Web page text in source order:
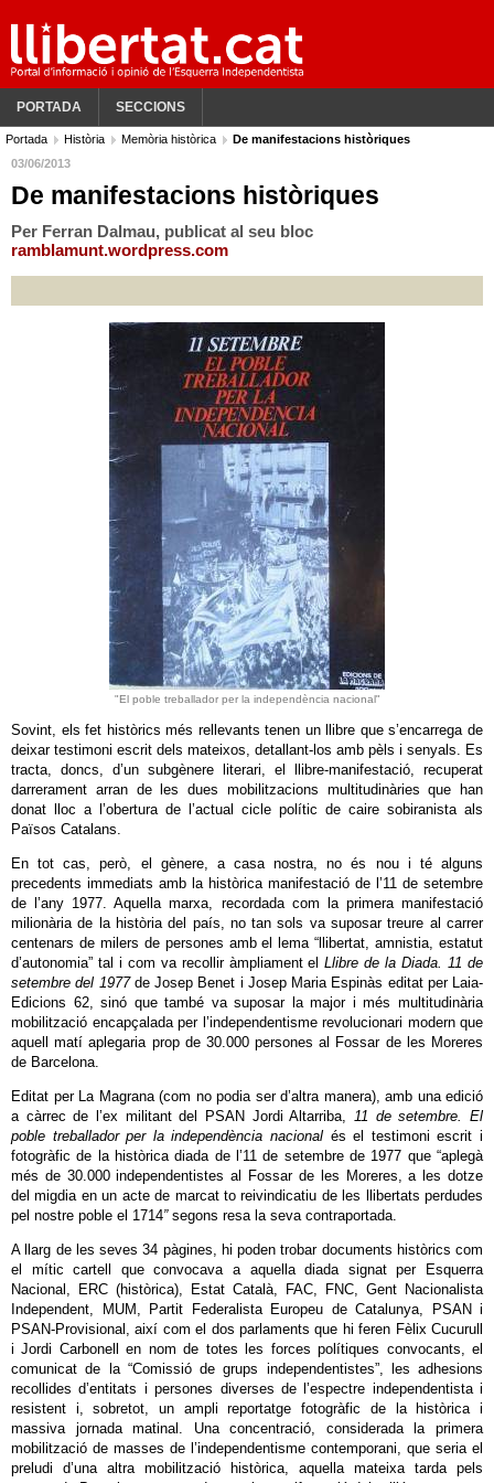
PORTADA SECCIONS
Portada Història Memòria històrica
De manifestacions històriques
03/06/2013
De manifestacions històriques
Per Ferran Dalmau, publicat al seu bloc
ramblamunt.wordpress.com
"El poble treballador per la independència nacional"
Sovint, els fet històrics més rellevants tenen un llibre que s’encarrega de
deixar testimoni escrit dels mateixos, detallant-los amb pèls i senyals. Es
tracta, doncs, d’un subgènere literari, el llibre-manifestació, recuperat
darrerament arran de les dues mobilitzacions multitudinàries que han
donat lloc a l’obertura de l’actual cicle polític de caire sobiranista als
Països Catalans.
En tot cas, però, el gènere, a casa nostra, no és nou i té alguns
precedents immediats amb la històrica manifestació de l’11 de setembre
de l’any 1977. Aquella marxa, recordada com la primera manifestació
milionària de la història del país, no tan sols va suposar treure al carrer
centenars de milers de persones amb el lema “llibertat, amnistia, estatut
d’autonomia” tal i com va recollir àmpliament elLlibre de la Diada. 11 de
setembre del 1977de Josep Benet i Josep Maria Espinàs editat per Laia-
Edicions 62, sinó que també va suposar la major i més multitudinària
mobilització encapçalada per l’independentisme revolucionari modern que
aquell matí aplegaria prop de 30.000 persones al Fossar de les Moreres
de Barcelona.
Editat per La Magrana (com no podia ser d’altra manera), amb una edició
a càrrec de l’ex militant del PSAN Jordi Altarriba, 11 de setembre. El
poble treballador per la independència nacional és el testimoni escrit i
fotogràfic de la històrica diada de l’11 de setembre de 1977 que “aplegà
més de 30.000 independentistes al Fossar de les Moreres, a les dotze
del migdia en un acte de marcat to reivindicatiu de les llibertats perdudes
pel nostre poble el 1714” segons resa la seva contraportada.
A llarg de les seves 34 pàgines, hi poden trobar documents històrics com
el mític cartell que convocava a aquella diada signat per Esquerra
Nacional, ERC (històrica), Estat Català, FAC, FNC, Gent Nacionalista
Independent, MUM, Partit Federalista Europeu de Catalunya, PSAN i
PSAN-Provisional, així com el dos parlaments que hi feren Fèlix Cucurull
i Jordi Carbonell en nom de totes les forces polítiques convocants, el
comunicat de la “Comissió de grups independentistes”, les adhesions
recollides d’entitats i persones diverses de l’espectre independentista i
resistent i, sobretot, un ampli reportatge fotogràfic de la històrica i
massiva jornada matinal. Una concentració, considerada la primera
mobilització de masses de l’independentisme contemporani, que seria el
preludi d’una altra mobilització històrica, aquella mateixa tarda pels